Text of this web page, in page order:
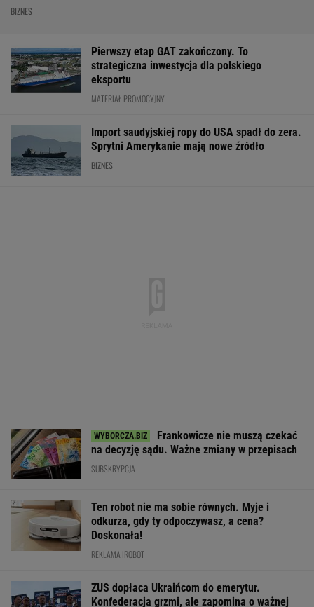
BIZNES
Pierwszy etap GAT zakończony. To
strategiczna inwestycja dla polskiego
eksportu
MATERIAŁ PROMOCYJNY
Import saudyjskiej ropy do USA spadł do zera.
Sprytni Amerykanie mają nowe źródło
BIZNES
Frankowicze nie muszą czekać
na decyzję sądu. Ważne zmiany w przepisach
SUBSKRYPCJA
Ten robot nie ma sobie równych. Myje i
odkurza, gdy ty odpoczywasz, a cena?
Doskonała!
REKLAMA IROBOT
ZUS dopłaca Ukraińcom do emerytur.
Konfederacja grzmi, ale zapomina o ważnej